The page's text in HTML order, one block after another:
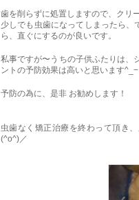
歯を削らずに処置しますので、クリ
少しでも虫歯になってしまったら
ら、直ぐにするのが良いです。
私事ですが〜うちの子供ふたりは、
ントの予防効果は高いと思います
予防の為に、是非 お勧めします！
虫歯なく矯正治療を終わって頂き
(^o^)／